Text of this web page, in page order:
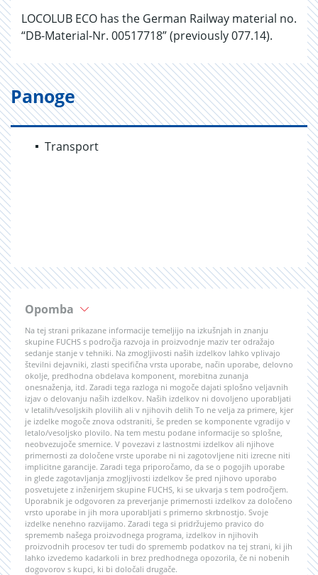
LOCOLUB ECO has the German Railway material no.
“DB-Material-Nr. 00517718” (previously 077.14).
Panoge
Transport
Opomba
Na tej strani prikazane informacije temeljijo na izkušnjah in znanju
skupine FUCHS s področja razvoja in proizvodnje maziv ter odražajo
sedanje stanje v tehniki. Na zmogljivosti naših izdelkov lahko vplivajo
številni dejavniki, zlasti specifična vrsta uporabe, način uporabe, delovno
okolje, predhodna obdelava komponent, morebitna zunanja
onesnaženja, itd. Zaradi tega razloga ni mogoče dajati splošno veljavnih
izjav o delovanju naših izdelkov. Naših izdelkov ni dovoljeno uporabljati
v letalih/vesoljskih plovilih ali v njihovih delih To ne velja za primere, kjer
je izdelke mogoče znova odstraniti, še preden se komponente vgradijo v
letalo/vesoljsko plovilo. Na tem mestu podane informacije so splošne,
neobvezujoče smernice. V povezavi z lastnostmi izdelkov ali njihove
primernosti za določene vrste uporabe ni ni zagotovljene niti izrecne niti
implicitne garancije. Zaradi tega priporočamo, da se o pogojih uporabe
in glede zagotavljanja zmogljivosti izdelkov še pred njihovo uporabo
posvetujete z inženirjem skupine FUCHS, ki se ukvarja s tem področjem.
Uporabnik je odgovoren za preverjanje primernosti izdelkov za določeno
vrsto uporabe in jih mora uporabljati s primerno skrbnostjo. Svoje
izdelke nenehno razvijamo. Zaradi tega si pridržujemo pravico do
sprememb našega proizvodnega programa, izdelkov in njihovih
proizvodnih procesov ter tudi do sprememb podatkov na tej strani, ki jih
lahko izvedemo kadarkoli in brez predhodnega opozorila, če ni nobenih
dogovorov s kupci, ki bi določali drugače.